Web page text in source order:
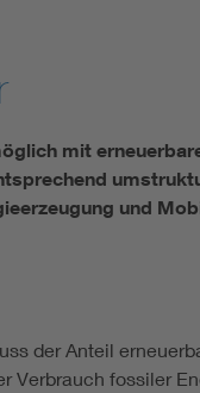
mit
und
der Anteil
Verbrauch fossiler